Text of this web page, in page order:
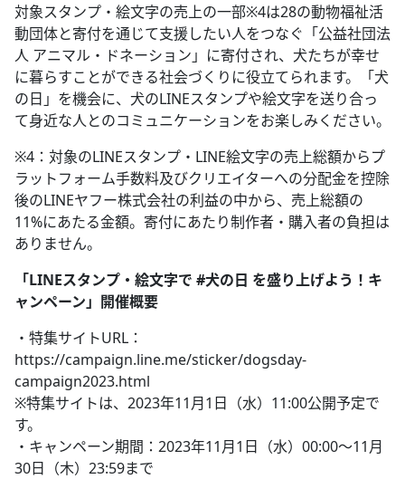
対象スタンプ・絵文字の売上の一部※4は28の動物福祉活
動団体と寄付を通じて支援したい人をつなぐ「公益社団法
人 アニマル・ドネーション」に寄付され、犬たちが幸せ
に暮らすことができる社会づくりに役立てられます。「犬
の日」を機会に、犬のLINEスタンプや絵文字を送り合っ
て身近な人とのコミュニケーションをお楽しみください。
※4：対象のLINEスタンプ・LINE絵文字の売上総額からプ
ラットフォーム手数料及びクリエイターへの分配金を控除
後のLINEヤフー株式会社の利益の中から、売上総額の
11%にあたる金額。寄付にあたり制作者・購入者の負担は
ありません。
「LINEスタンプ・絵文字で #犬の日 を盛り上げよう！キ
ャンペーン」開催概要
・特集サイトURL：
https://campaign.line.me/sticker/dogsday-
campaign2023.html
※特集サイトは、2023年11月1日（水）11:00公開予定で
す。
・キャンペーン期間：2023年11月1日（水）00:00〜11月
30日（木）23:59まで